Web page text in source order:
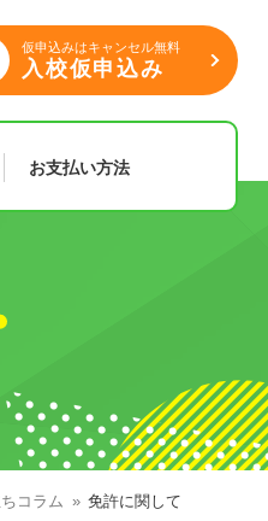
仮申込みはキャンセル無料
入校仮申込み
お支払い方法
コラム 免許に関して